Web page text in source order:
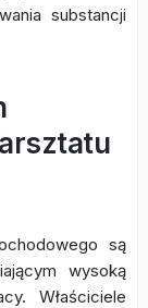
substancji
są
wysoką
Właściciele